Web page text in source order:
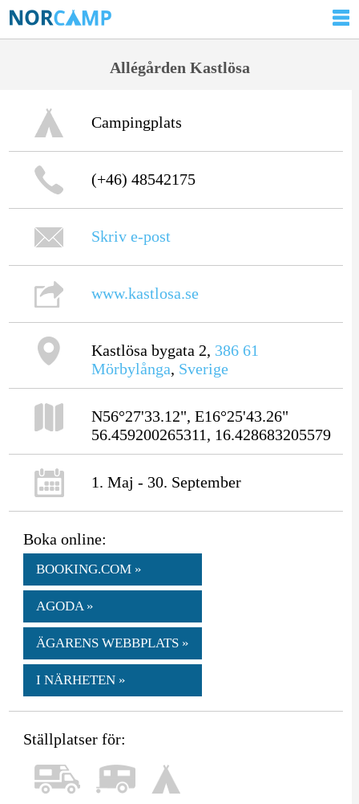
Allégården Kastlösa
Campingplats
(+46) 48542175
Skriv e-post
www.kastlosa.se
Kastlösa bygata 2, 386 61
Mörbylånga, Sverige
N56°27'33.12", E16°25'43.26"
56.459200265311, 16.428683205579
1. Maj - 30. September
Boka online:
BOOKING.COM »
AGODA »
ÄGARENS WEBBPLATS »
I NÄRHETEN »
Ställplatser för: